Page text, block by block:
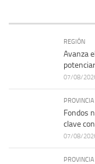
REGIÓN
Avanza
07/08/
PROVINCIA
Fondos
clave
07/08/
PROVINCIA